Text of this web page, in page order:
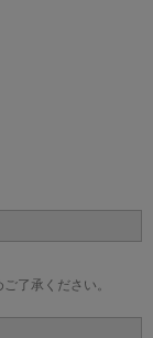
了承ください。